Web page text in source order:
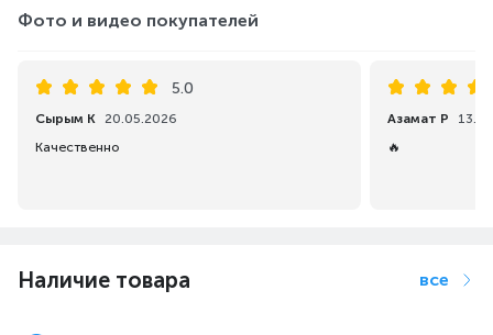
Фото и видео покупателей
5.0
Сырым К 20.05.2026
Качественно
Азамат Р
🔥
Наличие товара все